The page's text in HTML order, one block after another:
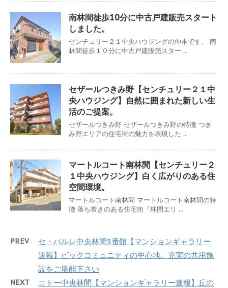
南林間徒歩10分に中古戸建販売スタート
しました。
センチュリー２１中央ハウジングの仲本です。 南
林間徒歩１０分に中古戸建販売スター ...
セザールつきみ野【センチュリー２１中
央ハウジング】自然に囲まれた新しい生
活のご提案。
セザールつきみ野 セザールつきみ野の特徴 つき
み野エリアの住宅街の魅力を表現した ...
マートルコート南林間【センチュリー２
１中央ハウジング】白く広がりのある住
空間環境。
マートルコート南林間 マートルコート南林間の特
徴 落ち着きのある住宅街『林間エリ ...
PREV
セ・パルレ中央林間5番館【マンションギャラリー
速報】ビックコミュニティの中心地。充実の共用施
設をご堪能下さい
NEXT
コトー中央林間【マンションギャラリー速報】丘の